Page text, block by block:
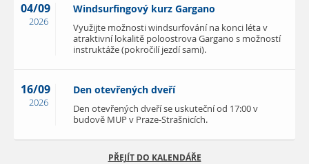
04/09
2026
Windsurfingový kurz Gargano
Využijte možnosti windsurfování na konci léta v
atraktivní lokalitě poloostrova Gargano s možností
instruktáže (pokročilí jezdí sami).
16/09
2026
Den otevřených dveří
Den otevřených dveří se uskuteční od 17:00 v
budově MUP v Praze-Strašnicích.
PŘEJÍT DO KALENDÁŘE